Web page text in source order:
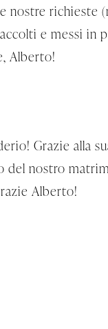
nostre
e messi
Alberto!
Grazie alla
nostro
Alberto!